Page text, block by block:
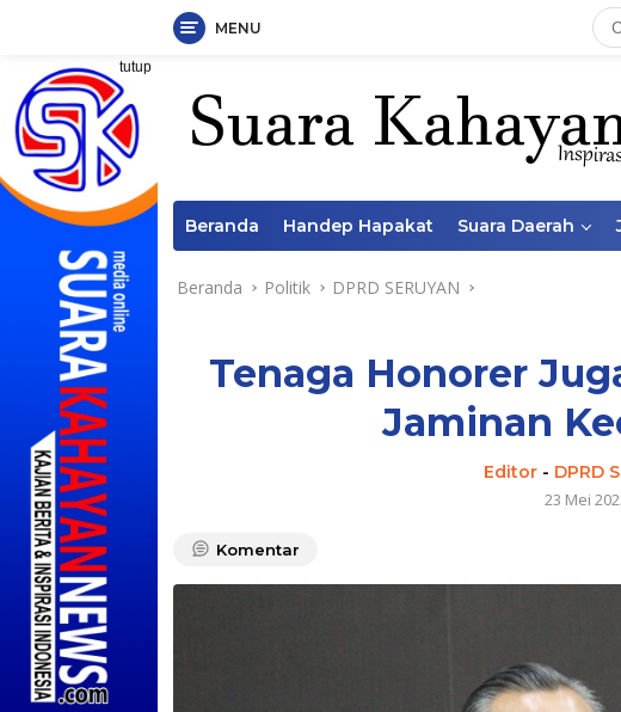
Langsung
konten
MENU
tutup
Beranda Handep Hapakat Suara Daerah
Beranda Politik DPRD SERUYAN
Tenaga Honorer
Jaminan
Editor- DPRD
23 Mei
Komentar